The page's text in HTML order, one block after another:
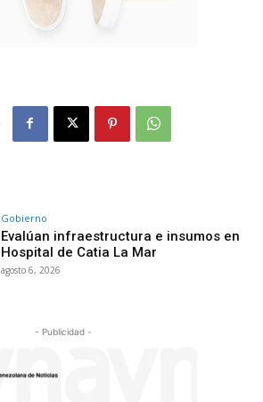
Gobierno
Evalúan infraestructura e insumos en
Hospital de Catia La Mar
agosto 6, 2026
- Publicidad -